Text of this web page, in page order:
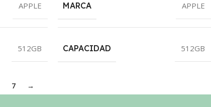
APPLE
512GB
MARCA
APPLE
CAPACIDAD 512GB
7 →